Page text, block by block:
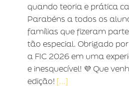
quando teoria e prática
Parabéns a todos os
famílias que fizeram
tão especial. Obrigado
a FIC 2026 em uma
e inesquecível! 💜 Que
edição! [...]